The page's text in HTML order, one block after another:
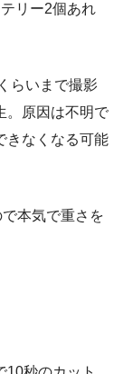
リー2個あれ
らいまで撮影
。原因は不明で
きなくなる可能
本気で重さを